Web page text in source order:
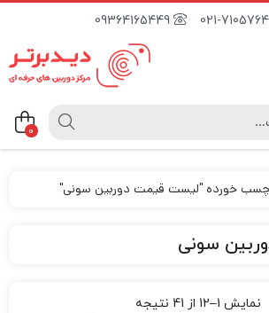
09364165449
0
خورده "لیست قیمت دوربین سونی"
سونی
نمایش 1–12 از 41 نتیجه